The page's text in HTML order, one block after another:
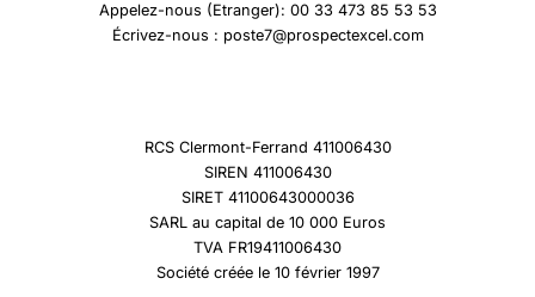
Appelez-nous (Etranger): 00 33 473 85 53 53
Écrivez-nous : poste7@prospectexcel.com
RCS Clermont-Ferrand 411006430
SIREN 411006430
SIRET 41100643000036
SARL au capital de 10 000 Euros
TVA FR19411006430
Société créée le 10 février 1997